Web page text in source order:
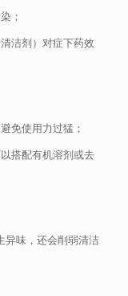
；
洁剂）对症下药效
免使用力过猛；
以搭配有机溶剂或去
异味，还会削弱清洁